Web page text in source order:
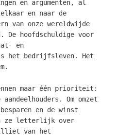
en argumenten, al
en naar de
van onze wereldwijde
De hoofdschuldige voor
en
is het bedrijfsleven. Het
maar één prioriteit:
Om omzet
en de winst
ze letterlijk over
van het